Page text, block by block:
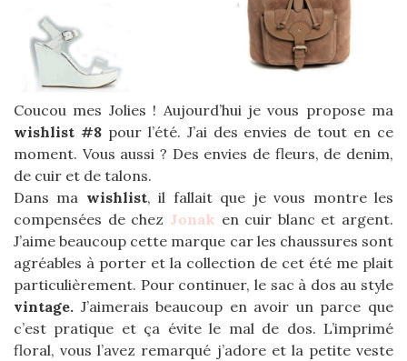
Coucou mes Jolies ! Aujourd’hui je vous propose ma
wishlist #8pour l’été. J’ai des envies de tout en ce
moment. Vous aussi ? Des envies de fleurs, de denim,
de cuir et de talons.
Dans ma wishlist, il fallait que je vous montre les
compensées de chez Jonak en cuir blanc et argent.
J’aime beaucoup cette marque car les chaussures sont
agréables à porter et la collection de cet été me plait
particulièrement. Pour continuer, le sac à dos au style
vintage. J’aimerais beaucoup en avoir un parce que
c’est pratique et ça évite le mal de dos. L’imprimé
floral, vous l’avez remarqué j’adore et la petite veste